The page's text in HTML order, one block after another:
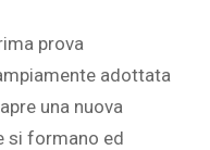
prova
adottata
una nuova
si formano ed